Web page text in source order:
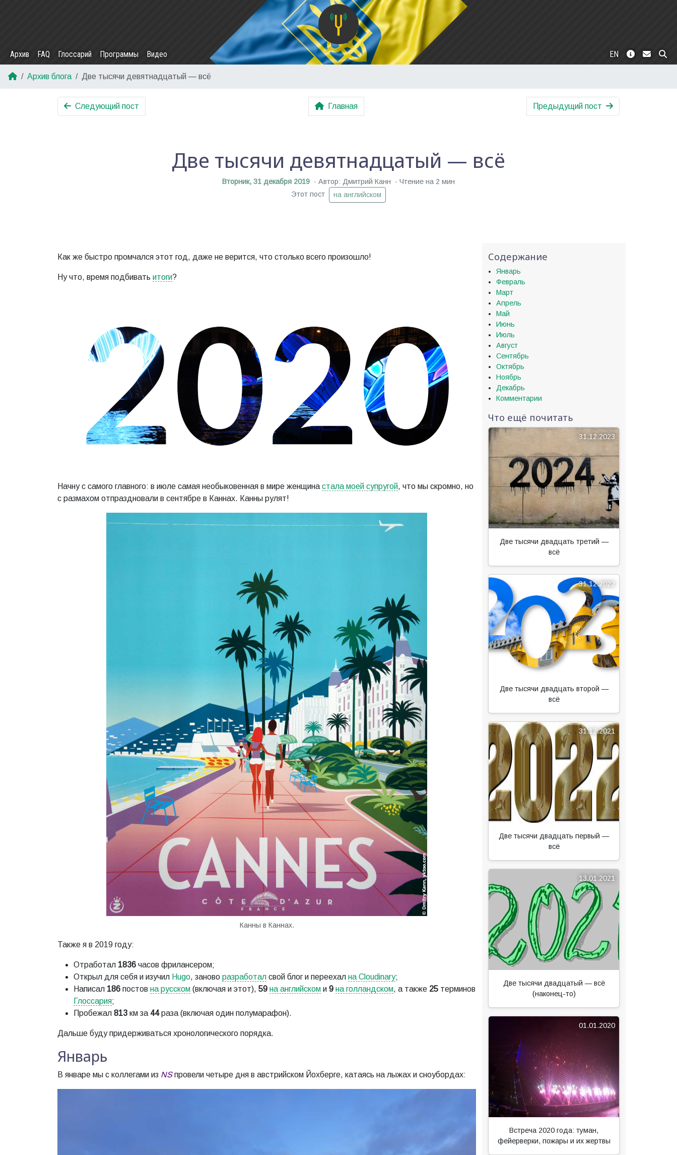
Архив FAQ Глоссарий Программы Видео EN
Архив блога Две тысячи девятнадцатый — всё
Следующий пост Главная Предыдущий пост
Две тысячи девятнадцатый — всё
Вторник, 31 декабря 2019 Автор: Дмитрий Канн
Чтение на 2 мин
Этот пост
на английском
Как же быстро промчался этот год, даже не верится, что столько всего произошло!
Ну что, время подбивать итоги?
Начну с самого главного: в июле самая необыковенная в мире женщина стала моей супругой, что мы скромно, но
с размахом отпраздновали в сентябре в Каннах. Канны рулят!
Канны в Каннах.
Также я в 2019 году:
Отработал 1836 часов фрилансером;
Открыл для себя и изучил Hugo, заново разработал свой блог и переехал на Cloudinary;
Написал 186 постов на русском (включая и этот), 59 на английском и 9 на голландском, а также 25 терминов
Глоссария;
Пробежал 813 км за 44раза (включая один полумарафон).
Дальше буду придерживаться хронологического порядка.
Январь
В январе мы с коллегами из NSпровели четыре дня в австрийском Йохберге, катаясь на лыжах и сноубордах:
Содержание
Январь
Февраль
Март
Апрель
Май
Июнь
Июль
Август
Сентябрь
Октябрь
Ноябрь
Декабрь
Комментарии
Что ещё почитать
31.12.2023
Две тысячи двадцать третий —
всё
31.12.2022
Две тысячи двадцать второй —
всё
31.12.2021
Две тысячи двадцать первый —
всё
13.01.2021
Две тысячи двадцатый — всё
(наконец-то)
01.01.2020
Встреча 2020 года: туман,
фейерверки, пожары и их жертвы